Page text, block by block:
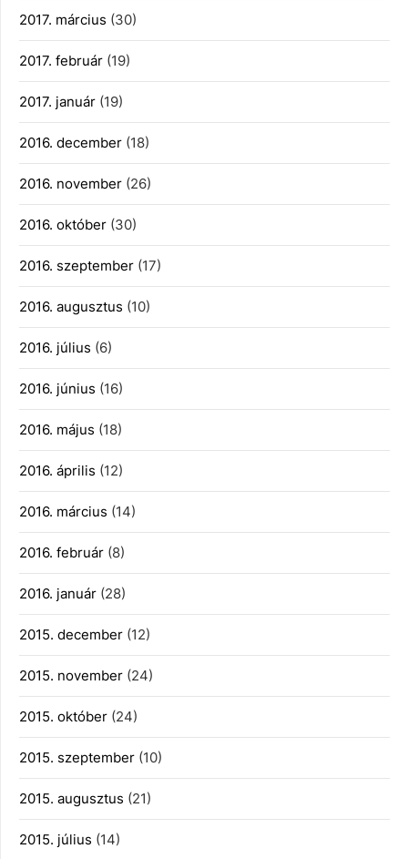
2017. március (30)
2017. február (19)
2017. január (19)
2016. december (18)
2016. november (26)
2016. október (30)
2016. szeptember (17)
2016. augusztus (10)
2016. július (6)
2016. június (16)
2016. május (18)
2016. április (12)
2016. március (14)
2016. február (8)
2016. január (28)
2015. december (12)
2015. november (24)
2015. október (24)
2015. szeptember (10)
2015. augusztus (21)
2015. július (14)